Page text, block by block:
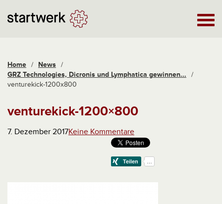
Home / News /
GRZ Technologies, Dicronis und Lymphatica gewinnen...
/
venturekick-1200x800
venturekick-1200×800
7. Dezember 2017Keine Kommentare